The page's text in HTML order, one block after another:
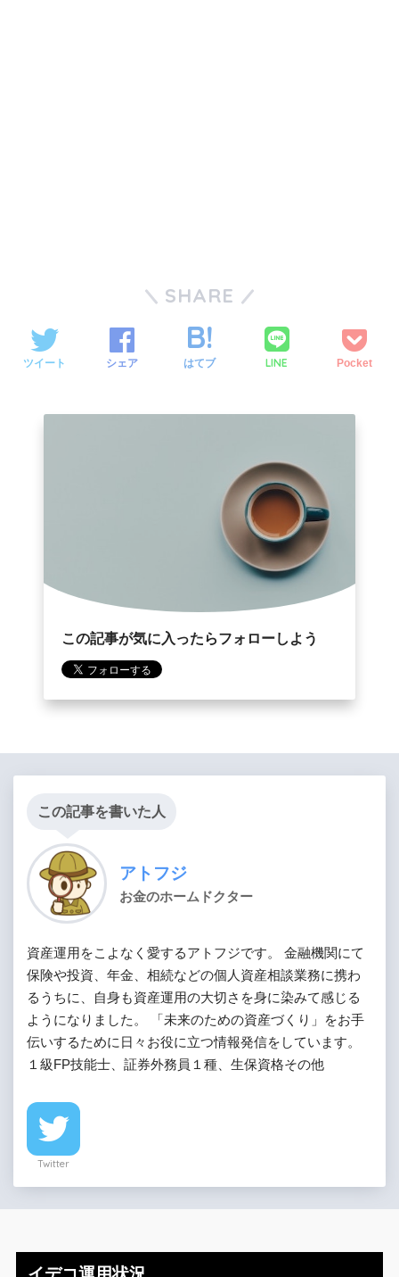
SHARE
ツイート シェア はてブ LINE Pocket
この記事が気に入ったらフォローしよう
この記事を書いた人
アトフジ
お金のホームドクター
資産運用をこよなく愛するアトフジです。 金融機関にて
保険や投資、年金、相続などの個人資産相談業務に携わ
るうちに、自身も資産運用の大切さを身に染みて感じる
ようになりました。 「未来のための資産づくり」をお手
伝いするために日々お役に立つ情報発信をしています。
１級FP技能士、証券外務員１種、生保資格その他
Twitter